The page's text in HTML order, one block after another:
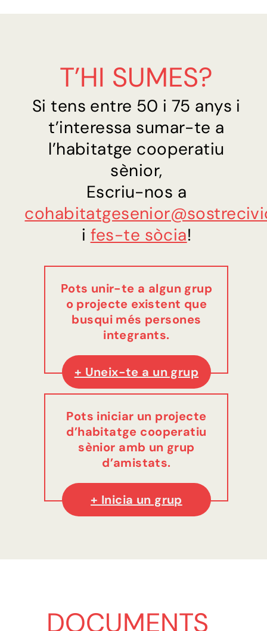
T’HI SUMES?
Si tens entre 50 i 75 anys i
t’interessa sumar-te a
l’habitatge cooperatiu
sènior,
Escriu-nos a
i fes-te sòcia!
Pots unir-te a algun grup
o projecte existent que
busqui més persones
integrants.
+ Uneix-te a un grup
Pots iniciar un projecte
d’habitatge cooperatiu
sènior amb un grup
d’amistats.
+ Inicia un grup
DOCUMENTS